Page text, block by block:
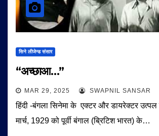
सिने लीजेन्ड संसार
“अच्छाआ…”
MAR 29, 2025 SWAPNIL SANSAR
हिंदी -बंगला सिनेमा के एक्टर और डायरेक्टर उत्पल
मार्च, 1929 को पूर्वी बंगाल (ब्रिटिश भारत) के…